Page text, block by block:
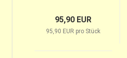
95,90 EUR
95,90 EUR pro Stück